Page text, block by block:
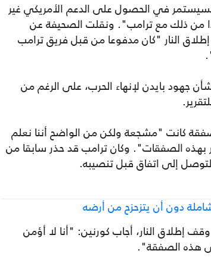
في الحصول على الدعم الأمريكي غير
من ذلك مع ترامب". ونقلت الصحيفة عن
النار "كان مدفوعا من قبل فريق ترامب
جهود بايدن لإنهاء الحرب، على الرغم من
كانت "مشجعة ولكن من الواضح أننا نعلم
بهذه الصفقات". وكان ترامب قد حذر سابقا من
إلى اتفاق قبل تنصيبه.
دون أن يتزحزح من أرضه
إطلاق النار، أجاب كورنين: "أنا لا أؤمن
هذه الصفقة".